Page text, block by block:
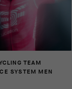
TEAM
SYSTEM MEN